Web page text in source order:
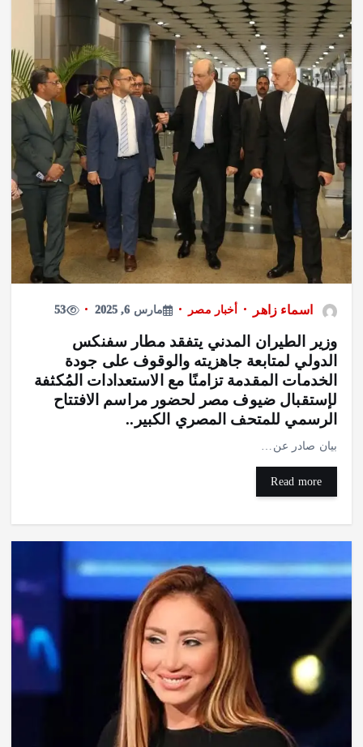
فن وثقافة
هيفاء وهبي وسانت ليفانت وديسكو مصر يشعلون
«فورها».. 4M Events تقدم ليلة موسيقية استثنائية في
موسم جد
أغسطس 8, 2026
العرب والعالم
أحمد ومحمد حدارة… بصمة إنسانية وأعمال خيرية
اسماء زاهر أخبار مصر مارس 6, 2025 53
وزير الطيران المدني يتفقد مطار سفنكس
الدولي لمتابعة جاهزيته والوقوف على جودة
الخدمات المقدمة تزامنًا مع الاستعدادات المُكثفة
لإستقبال ضيوف مصر لحضور مراسم الافتتاح
الرسمي للمتحف المصري الكبير..
بيان صادر عن…
Read more